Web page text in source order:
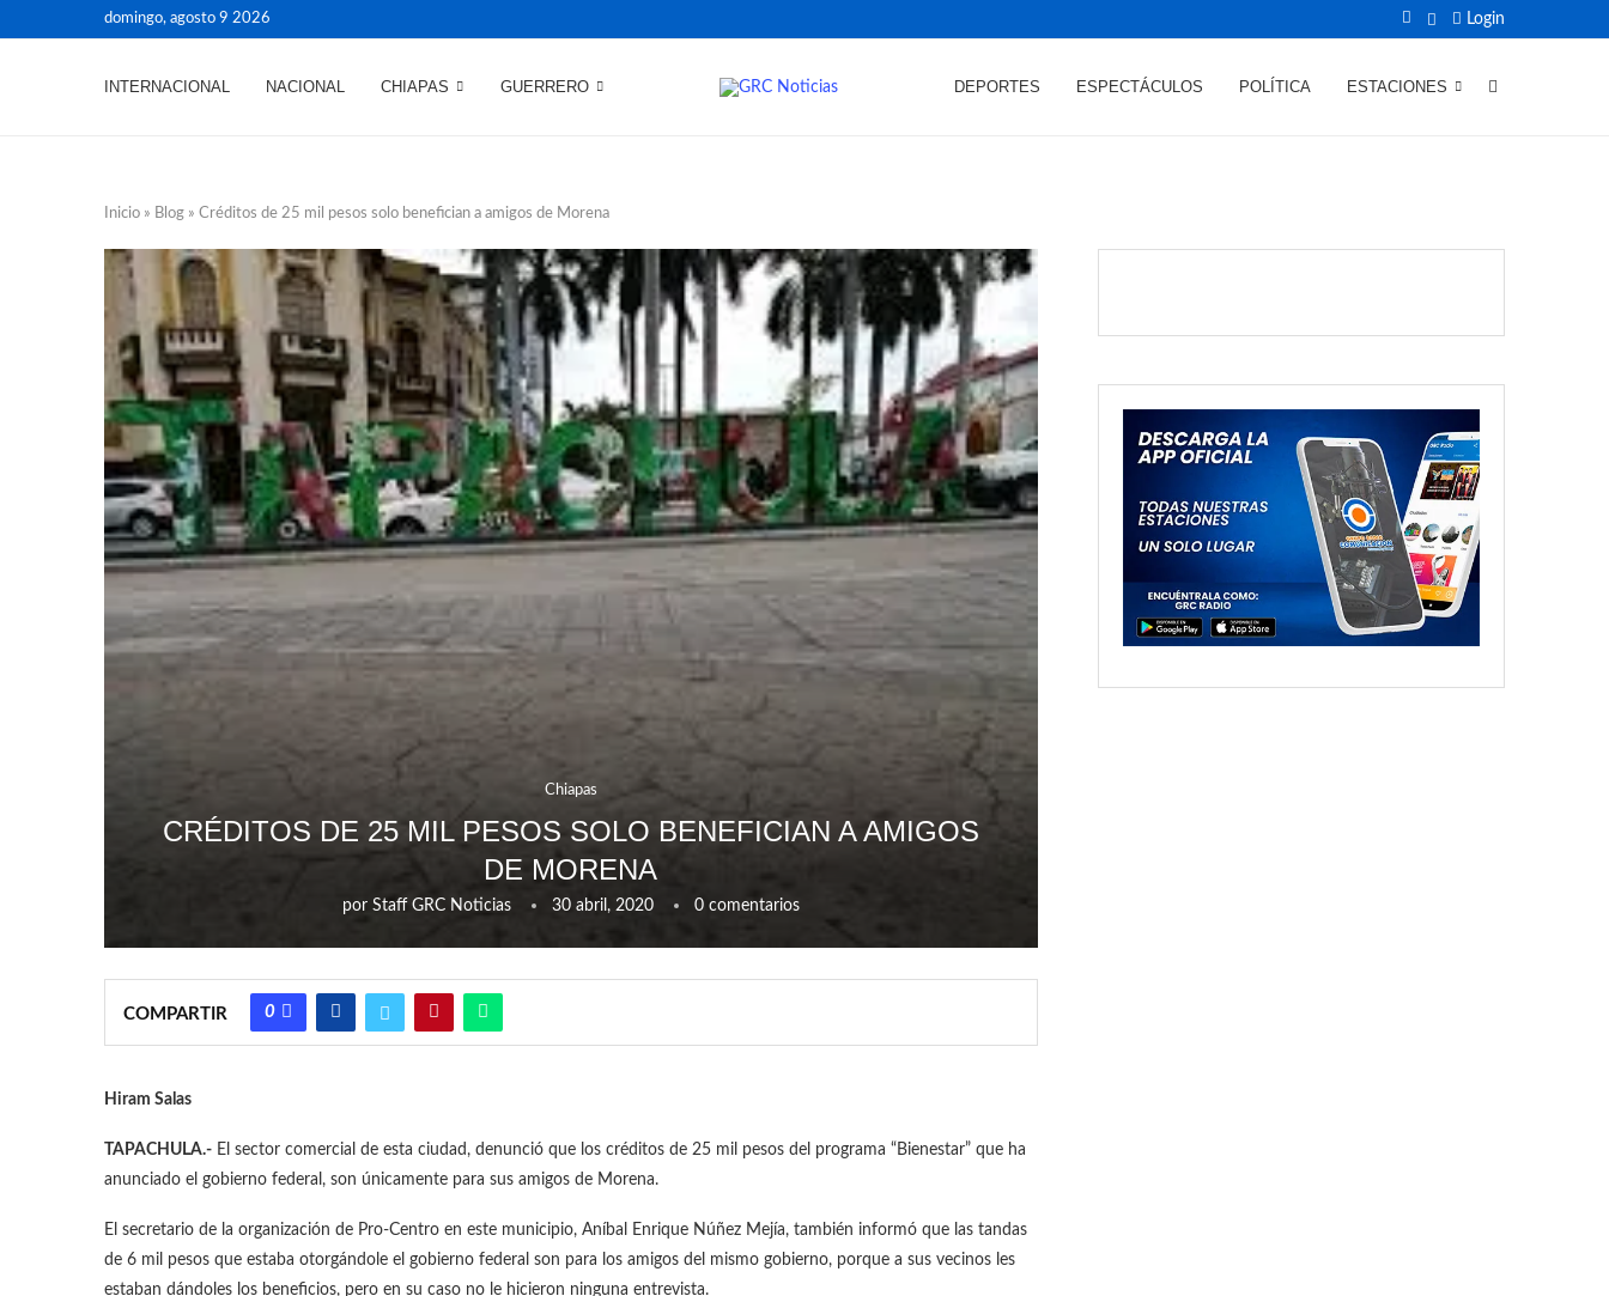
domingo, agosto 9 2026 Login
INTERNACIONAL NACIONAL CHIAPAS GUERRERO DEPORTES ESPECTÁCULOS POLÍTICA ESTACIONES
Inicio » Blog » Créditos de 25 mil pesos solo benefician a amigos de Morena
Chiapas
CRÉDITOS DE 25 MIL PESOS SOLO BENEFICIAN A AMIGOS
DE MORENA
por Staff GRC Noticias 30 abril, 2020 0 comentarios
COMPARTIR 0
Hiram Salas
TAPACHULA.- El sector comercial de esta ciudad, denunció que los créditos de 25 mil pesos del programa “Bienestar” que ha
anunciado el gobierno federal, son únicamente para sus amigos de Morena.
El secretario de la organización de Pro-Centro en este municipio, Aníbal Enrique Núñez Mejía, también informó que las tandas
de 6 mil pesos que estaba otorgándole el gobierno federal son para los amigos del mismo gobierno, porque a sus vecinos les
estaban dándoles los beneficios, pero en su caso no le hicieron ninguna entrevista.